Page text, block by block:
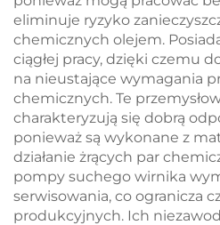
eliminuje ryzyko
chemicznych olejem.
ciągłej pracy, dzięki czemu
na nieustające wymagania
chemicznych. Te
charakteryzują się dobrą
ponieważ są wykonane z
działanie żrących par
pompy suchego wirnika
serwisowania, co ogranicza
produkcyjnych. Ich